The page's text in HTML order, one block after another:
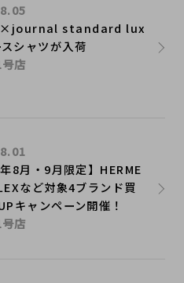
standard lux
シャツが入荷
店
8月・9月限定】HERME
など対象4ブランド買
キャンペーン開催！
店